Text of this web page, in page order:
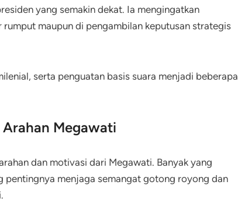
yang semakin dekat. Ia mengingatkan
maupun di pengambilan keputusan strategis
serta penguatan basis suara menjadi beberapa
Arahan Megawati
dan motivasi dari Megawati. Banyak yang
pentingnya menjaga semangat gotong royong dan